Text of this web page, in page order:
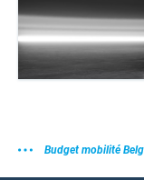
Budget mobilité